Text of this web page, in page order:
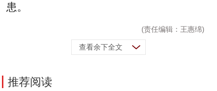
患。
(责任编辑：王惠绵)
查看余下全文
推荐阅读